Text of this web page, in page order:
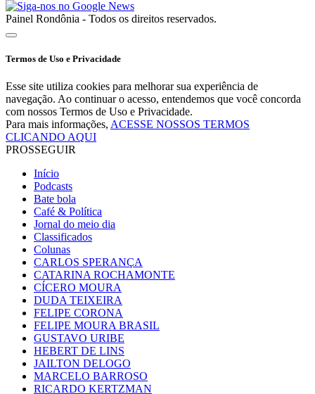
Painel Rondônia - Todos os direitos reservados.
Termos de Uso e Privacidade
Esse site utiliza cookies para melhorar sua experiência de
navegação. Ao continuar o acesso, entendemos que você concorda
com nossos Termos de Uso e Privacidade.
Para mais informações, ACESSE NOSSOS TERMOS
CLICANDO AQUI
PROSSEGUIR
Início
Podcasts
Bate bola
Café & Política
Jornal do meio dia
Classificados
Colunas
CARLOS SPERANÇA
CATARINA ROCHAMONTE
CÍCERO MOURA
DUDA TEIXEIRA
FELIPE CORONA
FELIPE MOURA BRASIL
GUSTAVO URIBE
HEBERT DE LINS
JAILTON DELOGO
MARCELO BARROSO
RICARDO KERTZMAN